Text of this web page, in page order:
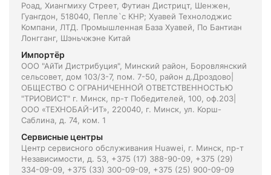
Роад, Xиангмиху Стреет, Футиан Дистрицт, Шенжен,
Гуангдон, 518040, Пепле`с КНР; Хуавей Технолоджис
Компани, ЛТД. Промышленная База Хуавей, По Бантиан
Лонгганг, Шэньчжэне Китай
Импортёр
ООО "АйТи Дистрибуция", Минский район, Боровлянский
сельсовет, дом 103/3-7, пом. 7-50, район д.Дроздово|
ОБЩЕСТВО С ОГРАНИЧЕННОЙ ОТВЕТСТВЕННОСТЬЮ
"ТРИОВИСТ" г. Минск, пр-т Победителей, 100, оф.203|
ООО «ТЕХНОБАЙ-ИТ», 220040, г. Минск, ул. Корш-
Саблина, д. 74, ком. 1
Сервисные центры
Центр сервисного обслуживания Huawei, г. Минск, пр-т
Независимости, д. 53, +375 (17) 388-90-09, +375 (29)
334-09-09, +375 (33) 300-09-09, +375 (25) 900-09-09